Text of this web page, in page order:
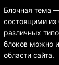
Блочная тема
состоящими
различных
блоков можно
области сайта.